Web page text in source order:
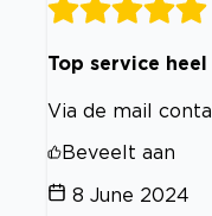
Top service
Via de mail
Beveelt aan
8 June 2024